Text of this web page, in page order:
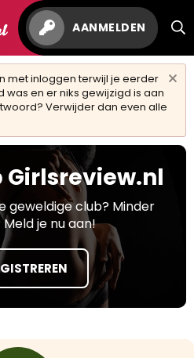
AANMELDEN
met inloggen terwijl je eerder
en er niks gewijzigd is aan
Verwijder dan even alle
geweldige club? Minder
je nu aan!